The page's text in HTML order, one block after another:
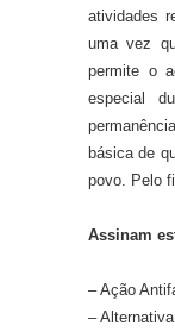
atividades
uma vez
permite o
especial
básica de
povo. Pelo
Assinam
– Ação
–